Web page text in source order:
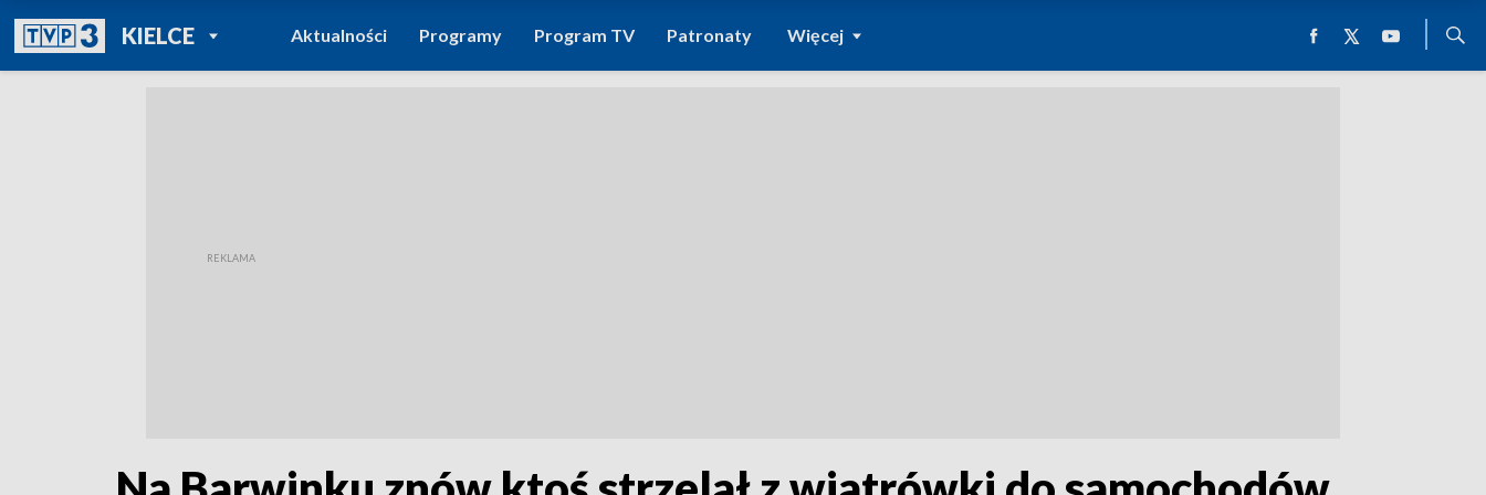
KIELCEPOWRÓT DO
TVP REGIONY
Aktualności Programy Program TV Patronaty Więcej